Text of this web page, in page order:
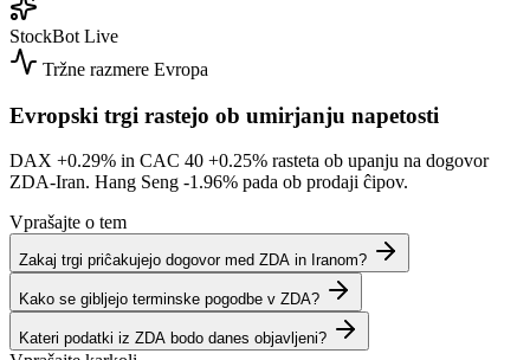
StockBot Live
Tržne razmere Evropa
Evropski trgi rastejo ob umirjanju napetosti
DAX +0.29% in CAC 40 +0.25% rasteta ob upanju na dogovor
ZDA-Iran. Hang Seng -1.96% pada ob prodaji ĉipov.
Vprašajte o tem
Zakaj trgi priĉakujejo dogovor med ZDA in Iranom?
Kako se gibljejo terminske pogodbe v ZDA?
Kateri podatki iz ZDA bodo danes objavljeni?